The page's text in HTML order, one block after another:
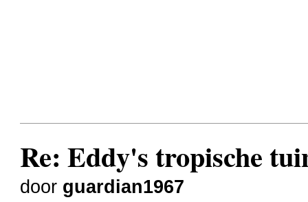
Re: Eddy's tropische
door guardian1967